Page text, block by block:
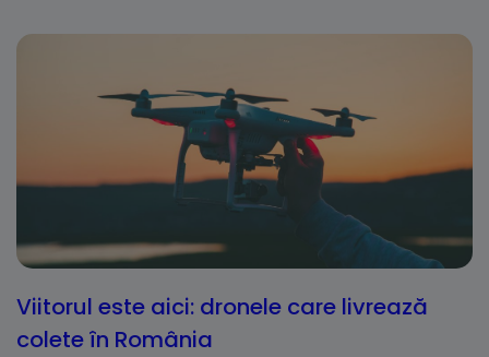
Viitorul este aici: dronele care livrează
colete în România